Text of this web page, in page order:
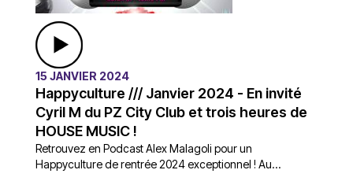
15 JANVIER 2024
Happyculture /// Janvier 2024 - En invité
Cyril M du PZ City Club et trois heures de
HOUSE MUSIC !
Retrouvez en Podcast Alex Malagoli pour un
Happyculture de rentrée 2024 exceptionnel ! Au...